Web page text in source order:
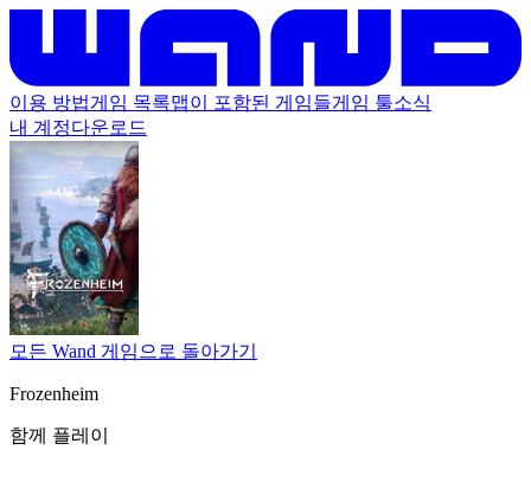
이용 방법게임 목록맵이 포함된 게임들게임 툴소식
내 계정다운로드
모든 Wand 게임으로 돌아가기
Frozenheim
함께 플레이